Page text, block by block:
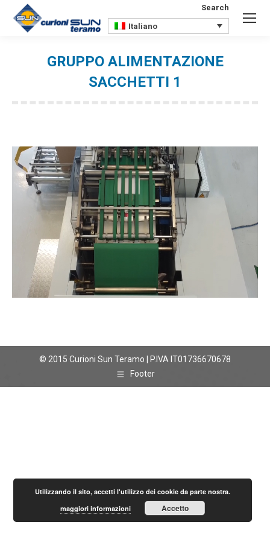
Search:
Search
Italiano
GRUPPO ALIMENTAZIONE
SACCHETTI 1
© 2015 Curioni Sun Teramo | P.IVA IT01736670678
Footer
Utilizzando il sito, accetti l'utilizzo dei cookie da parte nostra.
maggiori informazioni
Accetto